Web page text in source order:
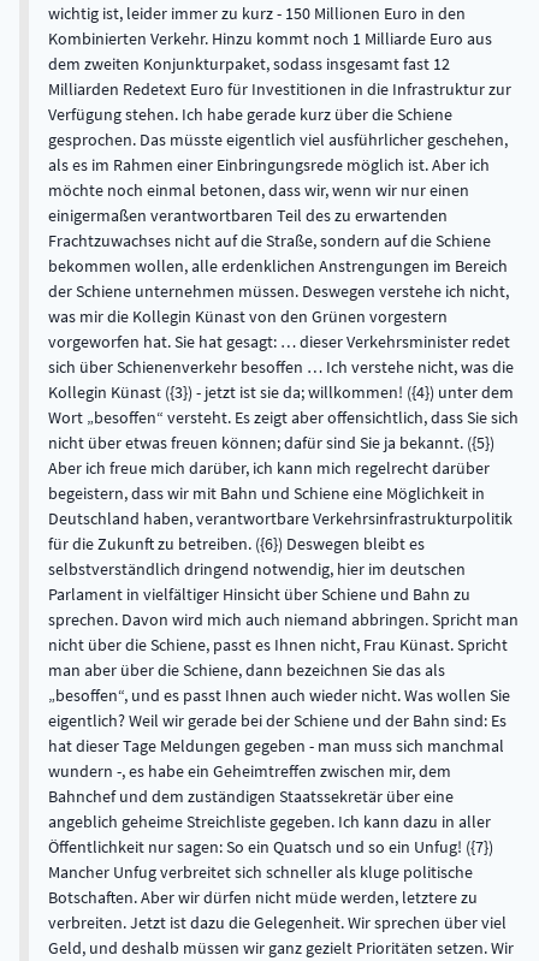
wichtig ist, leider immer zu kurz - 150 Millionen Euro in den
Kombinierten Verkehr. Hinzu kommt noch 1 Milliarde Euro aus
dem zweiten Konjunkturpaket, sodass insgesamt fast 12
Milliarden Redetext Euro für Investitionen in die Infrastruktur zur
Verfügung stehen. Ich habe gerade kurz über die Schiene
gesprochen. Das müsste eigentlich viel ausführlicher geschehen,
als es im Rahmen einer Einbringungsrede möglich ist. Aber ich
möchte noch einmal betonen, dass wir, wenn wir nur einen
einigermaßen verantwortbaren Teil des zu erwartenden
Frachtzuwachses nicht auf die Straße, sondern auf die Schiene
bekommen wollen, alle erdenklichen Anstrengungen im Bereich
der Schiene unternehmen müssen. Deswegen verstehe ich nicht,
was mir die Kollegin Künast von den Grünen vorgestern
vorgeworfen hat. Sie hat gesagt: … dieser Verkehrsminister redet
sich über Schienenverkehr besoffen … Ich verstehe nicht, was die
Kollegin Künast ({3}) - jetzt ist sie da; willkommen! ({4}) unter dem
Wort „besoffen“ versteht. Es zeigt aber offensichtlich, dass Sie sich
nicht über etwas freuen können; dafür sind Sie ja bekannt. ({5})
Aber ich freue mich darüber, ich kann mich regelrecht darüber
begeistern, dass wir mit Bahn und Schiene eine Möglichkeit in
Deutschland haben, verantwortbare Verkehrsinfrastrukturpolitik
für die Zukunft zu betreiben. ({6}) Deswegen bleibt es
selbstverständlich dringend notwendig, hier im deutschen
Parlament in vielfältiger Hinsicht über Schiene und Bahn zu
sprechen. Davon wird mich auch niemand abbringen. Spricht man
nicht über die Schiene, passt es Ihnen nicht, Frau Künast. Spricht
man aber über die Schiene, dann bezeichnen Sie das als
„besoffen“, und es passt Ihnen auch wieder nicht. Was wollen Sie
eigentlich? Weil wir gerade bei der Schiene und der Bahn sind: Es
hat dieser Tage Meldungen gegeben - man muss sich manchmal
wundern -, es habe ein Geheimtreffen zwischen mir, dem
Bahnchef und dem zuständigen Staatssekretär über eine
angeblich geheime Streichliste gegeben. Ich kann dazu in aller
Öffentlichkeit nur sagen: So ein Quatsch und so ein Unfug! ({7})
Mancher Unfug verbreitet sich schneller als kluge politische
Botschaften. Aber wir dürfen nicht müde werden, letztere zu
verbreiten. Jetzt ist dazu die Gelegenheit. Wir sprechen über viel
Geld, und deshalb müssen wir ganz gezielt Prioritäten setzen. Wir